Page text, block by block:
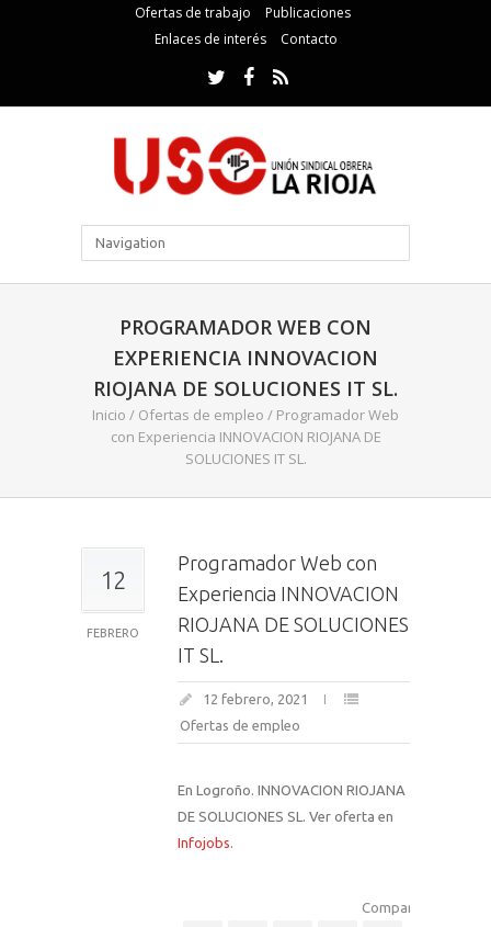
Ofertas de trabajo
Publicaciones
Enlaces de interés
Contacto
PROGRAMADOR WEB CON
EXPERIENCIA INNOVACION
RIOJANA DE SOLUCIONES IT SL.
Inicio / Ofertas de empleo / Programador Web
con Experiencia INNOVACION RIOJANA DE
SOLUCIONES IT SL.
12
FEBRERO
Programador Web con
Experiencia INNOVACION
RIOJANA DE SOLUCIONES
IT SL.
12 febrero, 2021
Ofertas de empleo
En Logroño. INNOVACION RIOJANA
DE SOLUCIONES SL. Ver oferta en
Infojobs.
Comparte esta